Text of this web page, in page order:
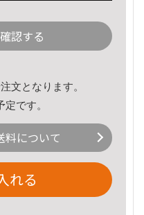
認する
文となります。
です。
料について
れる